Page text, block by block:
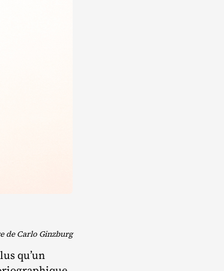
de Carlo Ginzburg
qu’un